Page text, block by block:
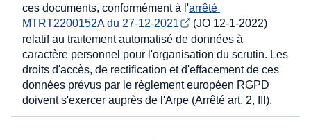
ces documents, conformément à l'arrêté
MTRT2200152A du 27-12-2021
(JO 12-1-2022)
relatif au traitement automatisé de données à
caractère personnel pour l'organisation du scrutin. Les
droits d'accès, de rectification et d'effacement de ces
données prévus par le règlement européen RGPD
doivent s'exercer auprès de l'Arpe (Arrêté art. 2, III).